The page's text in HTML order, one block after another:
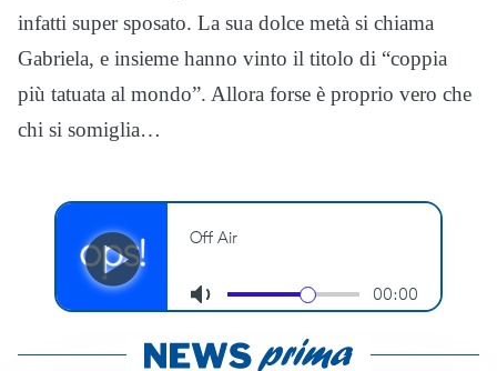
infatti super sposato. La sua dolce metà si chiama
Gabriela, e insieme hanno vinto il titolo di “coppia
più tatuata al mondo”. Allora forse è proprio vero che
chi si somiglia…